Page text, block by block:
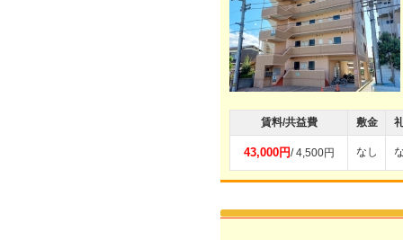
賃料/共益費 敷金
43,000円/ 4,500円 なし